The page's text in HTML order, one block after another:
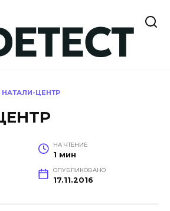
НАТАЛИ-ЦЕНТР
НА ЧТЕНИЕ
1 мин
ОПУБЛИКОВАНО
17.11.2016